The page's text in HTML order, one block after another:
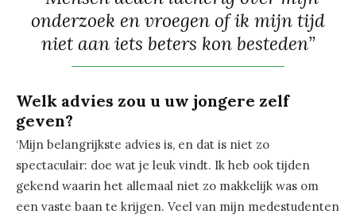
onderzoek en vroegen of ik mijn tijd
niet aan iets beters kon besteden”
Welk advies zou u uw jongere zelf
geven?
‘Mijn belangrijkste advies is, en dat is niet zo
spectaculair: doe wat je leuk vindt. Ik heb ook tijden
gekend waarin het allemaal niet zo makkelijk was om
een vaste baan te krijgen. Veel van mijn medestudenten